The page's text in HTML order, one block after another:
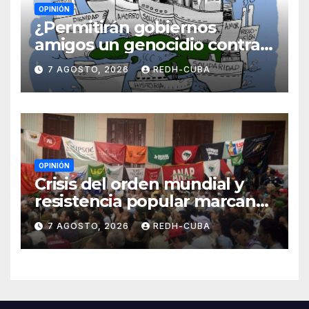
OPINIÓN
¿Permitirán gobiernos
amigos un genocidio contra
Cuba? Por Hedelberto López
Blanch
7 AGOSTO, 2026 REDH-CUBA
OPINIÓN
Crisis del orden mundial y
resistencia popular marcan
el inicio de la IV Asamblea
Continental de ALBA
Movimientos en Cuba
7 AGOSTO, 2026 REDH-CUBA